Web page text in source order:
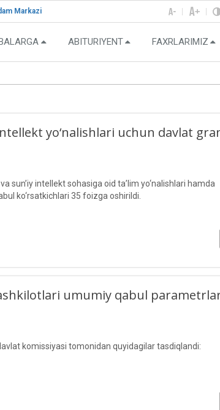
Markazi
ABITURIYENT FAXRLARIMIZ
yo‘nalishlari uchun davlat
sun’iy intellekt sohasiga oid ta’lim yo‘nalishlari hamda
ko‘rsatkichlari 35 foizga oshirildi.
umumiy qabul
komissiyasi tomonidan quyidagilar tasdiqlandi: